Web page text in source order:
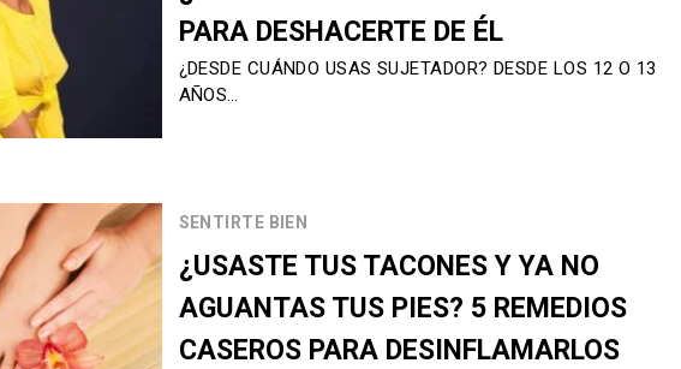
PARA DESHACERTE DE ÉL
¿DESDE CUÁNDO USAS SUJETADOR? DESDE LOS 12 O 13
AÑOS…
SENTIRTE BIEN
¿USASTE TUS TACONES Y YA NO
AGUANTAS TUS PIES? 5 REMEDIOS
CASEROS PARA DESINFLAMARLOS